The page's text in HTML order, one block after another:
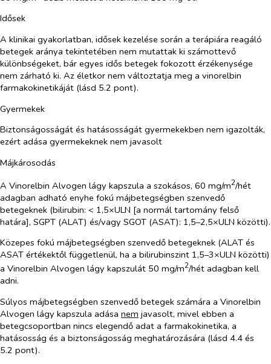
Idősek
A klinikai gyakorlatban, idősek kezelése során a terápiára reagáló
betegek aránya tekintetében nem mutattak ki számottevő
különbségeket, bár egyes idős betegek fokozott érzékenysége
nem zárható ki. Az életkor nem változtatja meg a vinorelbin
farmakokinetikáját (lásd 5.2 pont).
Gyermekek
Biztonságosságát és hatásosságát gyermekekben nem igazolták,
ezért adása gyermekeknek nem javasolt
Májkárosodás
A Vinorelbin Alvogen lágy kapszula a szokásos, 60 mg/m2/hét
adagban adható enyhe fokú májbetegségben szenvedő
betegeknek (bilirubin: < 1,5×ULN [a normál tartomány felső
határa], SGPT (ALAT) és/vagy SGOT (ASAT): 1,5–2,5×ULN közötti).
Közepes fokú májbetegségben szenvedő betegeknek (ALAT és
ASAT értékektől függetlenül, ha a bilirubinszint 1,5–3×ULN közötti)
a Vinorelbin Alvogen lágy kapszulát 50 mg/m2/hét adagban kell
adni.
Súlyos májbetegségben szenvedő betegek számára a Vinorelbin
Alvogen lágy kapszula adása nem javasolt, mivel ebben a
betegcsoportban nincs elegendő adat a farmakokinetika, a
hatásosság és a biztonságosság meghatározására (lásd 4.4 és
5.2 pont).